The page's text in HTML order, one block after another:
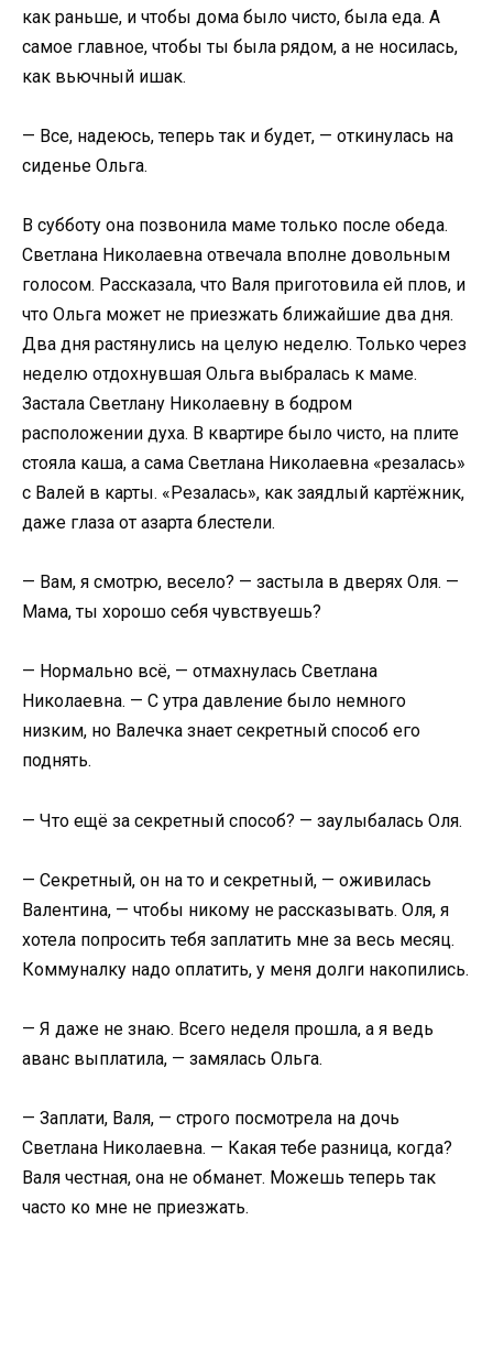
как раньше, и чтобы дома было чисто, была еда. А
самое главное, чтобы ты была рядом, а не носилась,
как вьючный ишак.
— Все, надеюсь, теперь так и будет, — откинулась на
сиденье Ольга.
В субботу она позвонила маме только после обеда.
Светлана Николаевна отвечала вполне довольным
голосом. Рассказала, что Валя приготовила ей плов, и
что Ольга может не приезжать ближайшие два дня.
Два дня растянулись на целую неделю. Только через
неделю отдохнувшая Ольга выбралась к маме.
Застала Светлану Николаевну в бодром
расположении духа. В квартире было чисто, на плите
стояла каша, а сама Светлана Николаевна «резалась»
с Валей в карты. «Резалась», как заядлый картёжник,
даже глаза от азарта блестели.
— Вам, я смотрю, весело? — застыла в дверях Оля. —
Мама, ты хорошо себя чувствуешь?
— Нормально всё, — отмахнулась Светлана
Николаевна. — С утра давление было немного
низким, но Валечка знает секретный способ его
поднять.
— Что ещё за секретный способ? — заулыбалась Оля.
— Секретный, он на то и секретный, — оживилась
Валентина, — чтобы никому не рассказывать. Оля, я
хотела попросить тебя заплатить мне за весь месяц.
Коммуналку надо оплатить, у меня долги накопились.
— Я даже не знаю. Всего неделя прошла, а я ведь
аванс выплатила, — замялась Ольга.
— Заплати, Валя, — строго посмотрела на дочь
Светлана Николаевна. — Какая тебе разница, когда?
Валя честная, она не обманет. Можешь теперь так
часто ко мне не приезжать.